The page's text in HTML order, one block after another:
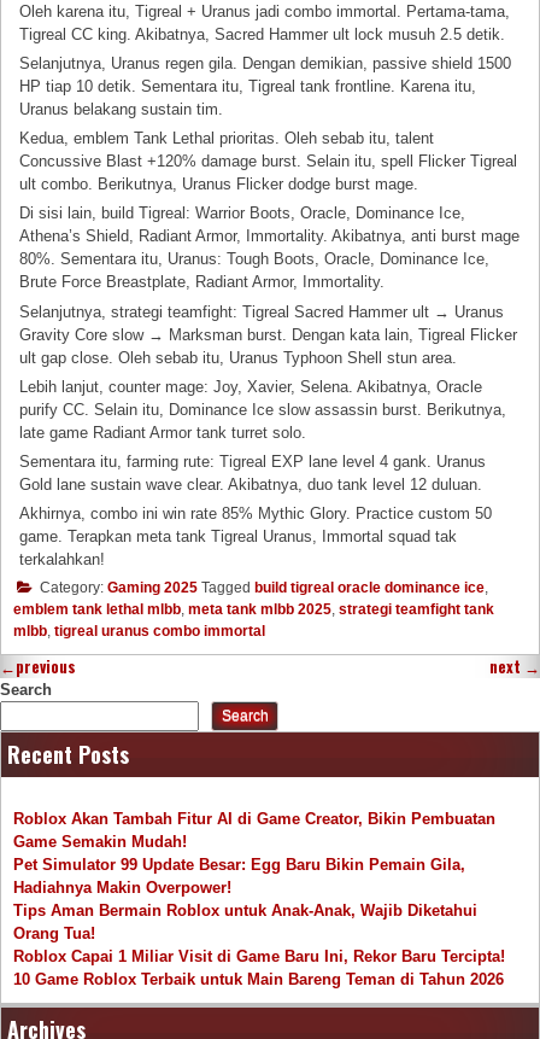
Oleh karena itu, Tigreal + Uranus jadi combo immortal. Pertama-tama,
Tigreal CC king. Akibatnya, Sacred Hammer ult lock musuh 2.5 detik.
Selanjutnya, Uranus regen gila. Dengan demikian, passive shield 1500
HP tiap 10 detik. Sementara itu, Tigreal tank frontline. Karena itu,
Uranus belakang sustain tim.
Kedua, emblem Tank Lethal prioritas. Oleh sebab itu, talent
Concussive Blast +120% damage burst. Selain itu, spell Flicker Tigreal
ult combo. Berikutnya, Uranus Flicker dodge burst mage.
Di sisi lain, build Tigreal: Warrior Boots, Oracle, Dominance Ice,
Athena’s Shield, Radiant Armor, Immortality. Akibatnya, anti burst mage
80%. Sementara itu, Uranus: Tough Boots, Oracle, Dominance Ice,
Brute Force Breastplate, Radiant Armor, Immortality.
Selanjutnya, strategi teamfight: Tigreal Sacred Hammer ult → Uranus
Gravity Core slow → Marksman burst. Dengan kata lain, Tigreal Flicker
ult gap close. Oleh sebab itu, Uranus Typhoon Shell stun area.
Lebih lanjut, counter mage: Joy, Xavier, Selena. Akibatnya, Oracle
purify CC. Selain itu, Dominance Ice slow assassin burst. Berikutnya,
late game Radiant Armor tank turret solo.
Sementara itu, farming rute: Tigreal EXP lane level 4 gank. Uranus
Gold lane sustain wave clear. Akibatnya, duo tank level 12 duluan.
Akhirnya, combo ini win rate 85% Mythic Glory. Practice custom 50
game. Terapkan meta tank Tigreal Uranus, Immortal squad tak
terkalahkan!
Category: Gaming 2025 Tagged build tigreal oracle dominance ice,
emblem tank lethal mlbb, meta tank mlbb 2025, strategi teamfight tank
mlbb, tigreal uranus combo immortal
←previous next →
Search
Search
Recent Posts
Roblox Akan Tambah Fitur AI di Game Creator, Bikin Pembuatan
Game Semakin Mudah!
Pet Simulator 99 Update Besar: Egg Baru Bikin Pemain Gila,
Hadiahnya Makin Overpower!
Tips Aman Bermain Roblox untuk Anak-Anak, Wajib Diketahui
Orang Tua!
Roblox Capai 1 Miliar Visit di Game Baru Ini, Rekor Baru Tercipta!
10 Game Roblox Terbaik untuk Main Bareng Teman di Tahun 2026
Archives